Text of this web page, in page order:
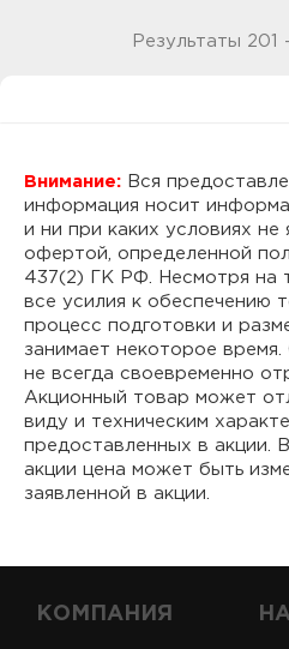
Результаты 201
Внимание: Вся
информация носит
и ни при каких условиях не
офертой, определенной
437(2) ГК РФ. Несмотря на
все усилия к обеспечению
процесс подготовки и
занимает некоторое время.
не всегда своевременно
Акционный товар может
виду и техническим
предоставленных в акции.
акции цена может быть
заявленной в акции.
КОМПАНИЯ